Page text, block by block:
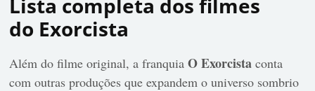
Lista completa dos filmes
do Exorcista
Além do filme original, a franquiaO Exorcista conta
com outras produções que expandem o universo sombrio